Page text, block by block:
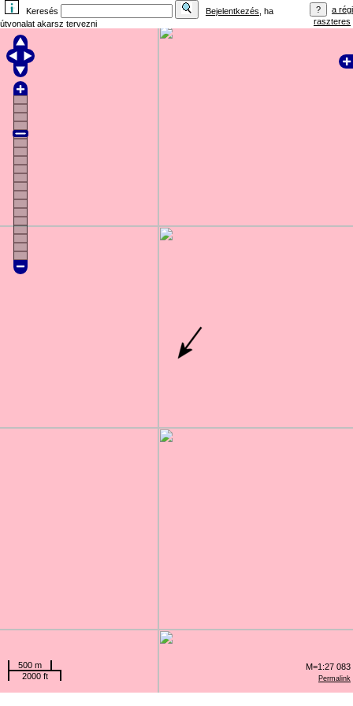
Keresés Bejelentkezés , ha
útvonalat akarsz tervezni
a régi
raszteres
Permalink
500 m
2000 ft
M=1:27 083